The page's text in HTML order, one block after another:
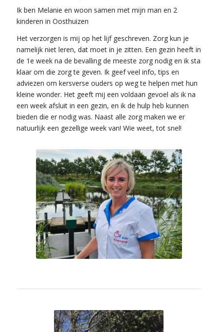
Ik ben Melanie en woon samen met mijn man en 2
kinderen in Oosthuizen
Het verzorgen is mij op het lijf geschreven. Zorg kun je
namelijk niet leren, dat moet in je zitten. Een gezin heeft in
de 1e week na de bevalling de meeste zorg nodig en ik sta
klaar om die zorg te geven. Ik geef veel info, tips en
adviezen om kersverse ouders op weg te helpen met hun
kleine wonder. Het geeft mij een voldaan gevoel als ik na
een week afsluit in een gezin, en ik de hulp heb kunnen
bieden die er nodig was. Naast alle zorg maken we er
natuurlijk een gezellige week van! Wie weet, tot snel!